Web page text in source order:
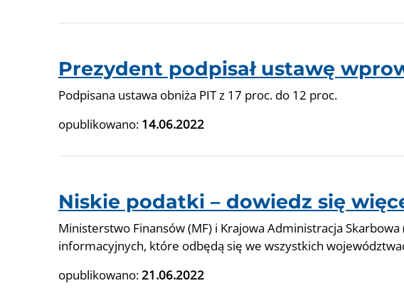
Prezydent podpisał ustawę
Podpisana ustawa obniża PIT z 17 proc. do 12 proc.
opublikowano: 14.06.2022
Niskie podatki – dowiedz się
Ministerstwo Finansów (MF) i Krajowa Administracja
informacyjnych, które odbędą się we wszystkich
opublikowano:21.06.2022